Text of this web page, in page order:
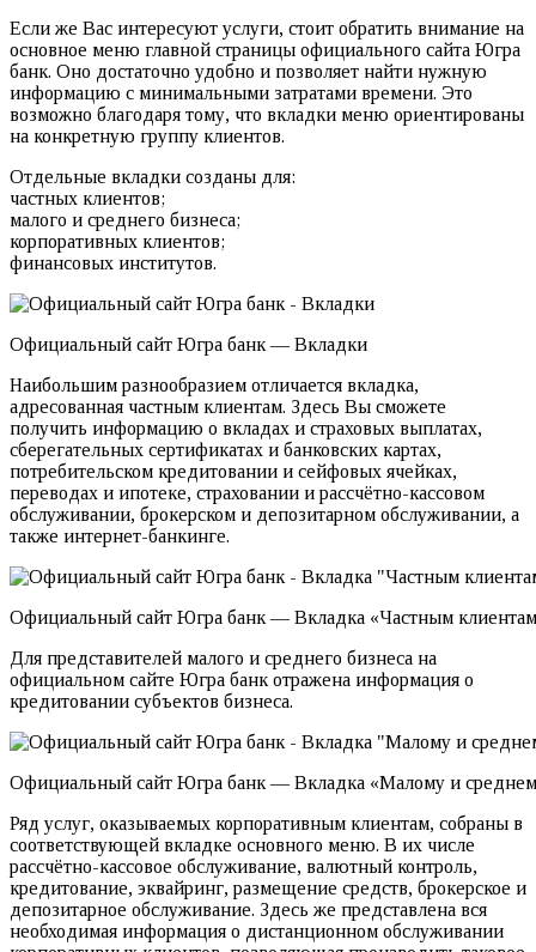
Если же Вас интересуют услуги, стоит обратить внимание на
основное меню главной страницы официального сайта Югра
банк. Оно достаточно удобно и позволяет найти нужную
информацию с минимальными затратами времени. Это
возможно благодаря тому, что вкладки меню ориентированы
на конкретную группу клиентов.
Отдельные вкладки созданы для:
частных клиентов;
малого и среднего бизнеса;
корпоративных клиентов;
финансовых институтов.
Официальный сайт Югра банк — Вкладки
Наибольшим разнообразием отличается вкладка,
адресованная частным клиентам. Здесь Вы сможете
получить информацию о вкладах и страховых выплатах,
сберегательных сертификатах и банковских картах,
потребительском кредитовании и сейфовых ячейках,
переводах и ипотеке, страховании и рассчётно-кассовом
обслуживании, брокерском и депозитарном обслуживании, а
также интернет-банкинге.
Официальный сайт Югра банк — Вкладка «Частным
Для представителей малого и среднего бизнеса на
официальном сайте Югра банк отражена информация о
кредитовании субъектов бизнеса.
Официальный сайт Югра банк — Вкладка «Малому и
Ряд услуг, оказываемых корпоративным клиентам, собраны в
соответствующей вкладке основного меню. В их числе
рассчётно-кассовое обслуживание, валютный контроль,
кредитование, эквайринг, размещение средств, брокерское и
депозитарное обслуживание. Здесь же представлена вся
необходимая информация о дистанционном обслуживании